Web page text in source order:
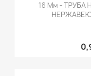
16 Мм -